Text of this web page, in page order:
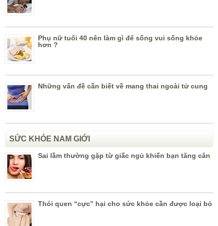
Phụ nữ tuổi 40 nên làm gì để sống vui sống khỏe
hơn ?
Những vấn đề cần biết về mang thai ngoài tử cung
SỨC KHỎE NAM GIỚI
Sai lầm thường gặp từ giấc ngủ khiến bạn tăng cân
Thói quen “cực” hại cho sức khỏe cần được loại bỏ